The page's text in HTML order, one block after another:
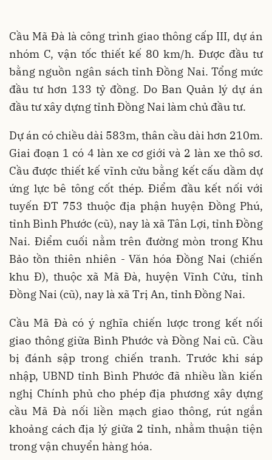
Cầu Mã Đà là công trình giao thông cấp III, dự án
nhóm C, vận tốc thiết kế 80 km/h. Được đầu tư
bằng nguồn ngân sách tỉnh Đồng Nai. Tổng mức
đầu tư hơn 133 tỷ đồng. Do Ban Quản lý dự án
đầu tư xây dựng tỉnh Đồng Nai làm chủ đầu tư.
Dự án có chiều dài 583m, thân cầu dài hơn 210m.
Giai đoạn 1 có 4 làn xe cơ giới và 2 làn xe thô sơ.
Cầu được thiết kế vĩnh cửu bằng kết cấu dầm dự
ứng lực bê tông cốt thép. Điểm đầu kết nối với
tuyến ĐT 753 thuộc địa phận huyện Đồng Phú,
tỉnh Bình Phước (cũ), nay là xã Tân Lợi, tỉnh Đồng
Nai. Điểm cuối nằm trên đường mòn trong Khu
Bảo tồn thiên nhiên - Văn hóa Đồng Nai (chiến
khu Đ), thuộc xã Mã Đà, huyện Vĩnh Cửu, tỉnh
Đồng Nai (cũ), nay là xã Trị An, tỉnh Đồng Nai.
Cầu Mã Đà có ý nghĩa chiến lược trong kết nối
giao thông giữa Bình Phước và Đồng Nai cũ. Cầu
bị đánh sập trong chiến tranh. Trước khi sáp
nhập, UBND tỉnh Bình Phước đã nhiều lần kiến
nghị Chính phủ cho phép địa phương xây dựng
cầu Mã Đà nối liền mạch giao thông, rút ngắn
khoảng cách địa lý giữa 2 tỉnh, nhằm thuận tiện
trong vận chuyển hàng hóa.